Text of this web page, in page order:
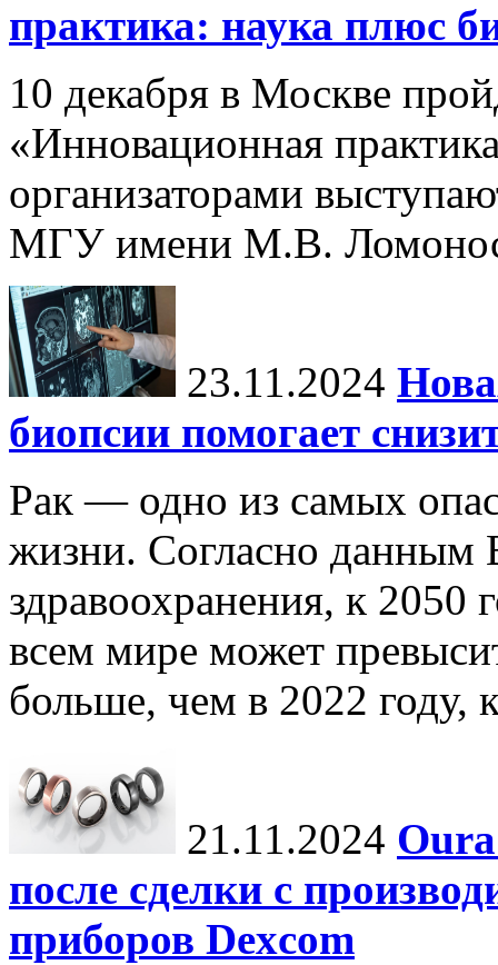
практика: наука плюс
10 декабря в Москве
«Инновационная
организаторами
МГУ имени М.В.
23.11.2024
биопсии помогает
Рак — одно из самых
жизни. Согласно данным
здравоохранения, к 2050
всем мире может
больше, чем в 2022 году,
21.11.2024
после сделки с
приборов Dexcom